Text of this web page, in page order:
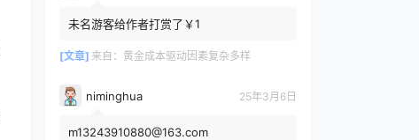
未名游客给作者打赏了￥1
[文章] 来自： 黄金成本驱动因素复杂多样
niminghua 25年3月6日
m13243910880@163.com